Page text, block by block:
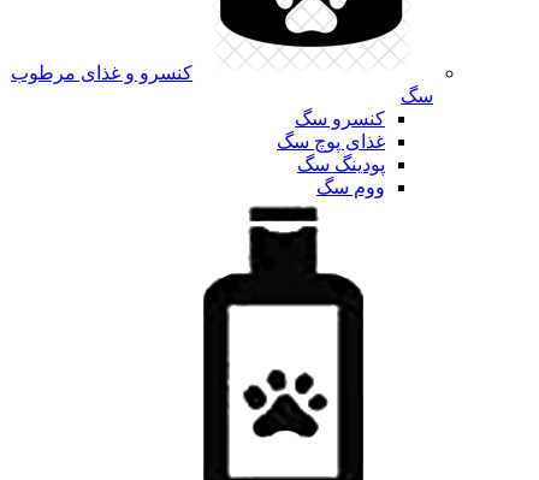
کنسرو و غذای مرطوب
سگ
کنسرو سگ
غذای پوچ سگ
پودینگ سگ
ووم سگ